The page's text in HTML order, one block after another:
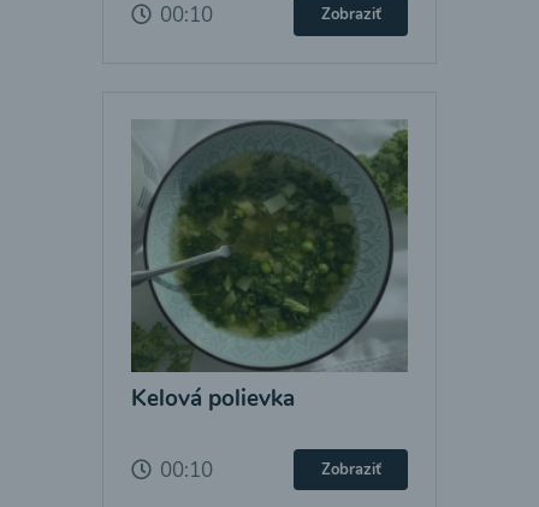
00:10 Zobraziť
Kelová polievka
00:10 Zobraziť